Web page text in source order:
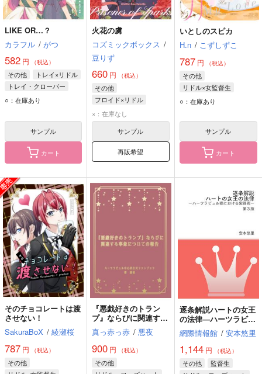
LIKE OR…？
カラフル / がつ
582 円 （税込）
その他
トレイ×リドル
トレイ・クローバー
リドル・ローズハート
○：在庫あり
サンプル
カート
火花の虜
コズミックボックス /
豆りず
660 円 （税込）
その他
フロイド×リドル
フロイド・リーチ
リドル・ローズハート
×：在庫なし
サンプル
再販希望
いとしのスピカ
H.n / こずしずこ
787円 （税込）
その他
リドル×女監督生
リドル・ローズハート
○：在庫あり
サンプル
カート
そのチョコレートは渡
させない！
SakuraBoX / 綾瀬桜
787 円 （税込）
その他
『悪戯好きのトラン
プ』ならびに関連する
事象についての報告
真っ赤っ赤 / 悪夜
900 円 （税込）
その他
逐条解説ハートの女王
の法律―ハーツラビュ
ル寮における実務例―
第３版
網際情報館 / 安本悠里
1,144円 （税込）
その他
監督生